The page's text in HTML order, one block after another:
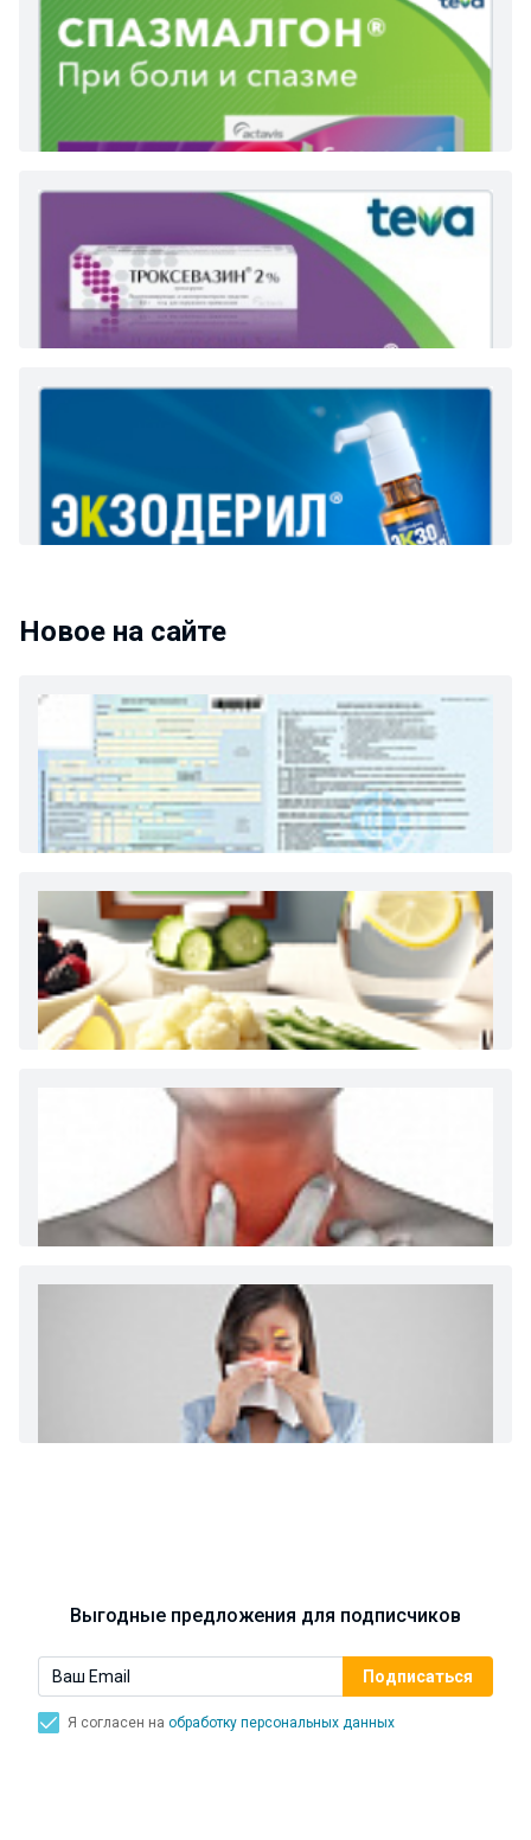
Новое на сайте
Как и сколько денег можно получить по
Диета 7 стол при заболеваниях почек (острый и
Ларингит: все о ларингите и его лечении. Как
спасти свой голос.
Выгодные предложения для подписчиков
Я согласен на обработку персональных данных